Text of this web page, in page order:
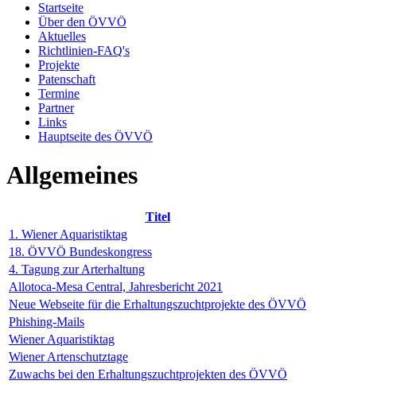
Startseite
Über den ÖVVÖ
Aktuelles
Richtlinien-FAQ's
Projekte
Patenschaft
Termine
Partner
Links
Hauptseite des ÖVVÖ
Allgemeines
Titel
1. Wiener Aquaristiktag
18. ÖVVÖ Bundeskongress
4. Tagung zur Arterhaltung
Allotoca-Mesa Central, Jahresbericht 2021
Neue Webseite für die Erhaltungszuchtprojekte des ÖVVÖ
Phishing-Mails
Wiener Aquaristiktag
Wiener Artenschutztage
Zuwachs bei den Erhaltungszuchtprojekten des ÖVVÖ